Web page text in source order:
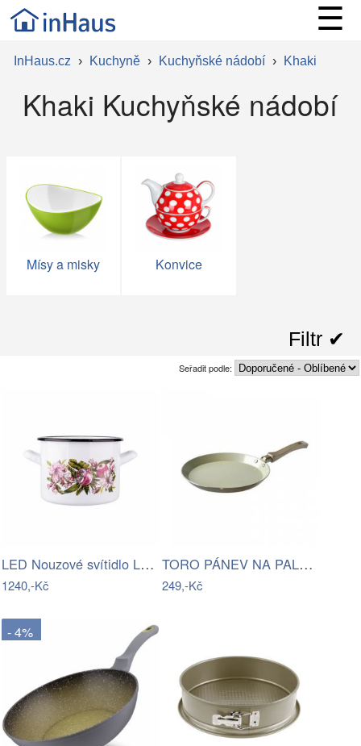
☰
InHaus.cz › Kuchyně › Kuchyňské nádobí › Khaki
Khaki Kuchyňské nádobí
Mísy a misky Konvice
Filtr ✔︎
Seřadit podle:
LED Nouzové svítidlo LED/2W/230V 6000K…
1240,-Kč
TORO PÁNEV NA PALAČINKY, KERAMICKÝ…
249,-Kč
- 4%